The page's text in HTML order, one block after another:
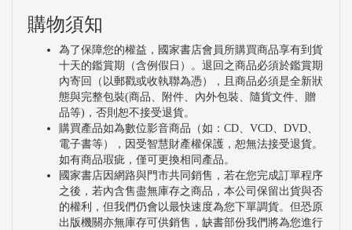
購物須知
為了保障您的權益，國家書店會員所購買商品享有到貨
十天的鑑賞期（含例假日）。退回之商品必須於鑑賞期
內寄回（以郵戳或收執聯為憑），且商品必須是全新狀
態與完整包裝(商品、附件、內外包裝、隨貨文件、贈
品等)，否則恕不接受退貨。
購買產品如為數位影音商品（如：CD、VCD、DVD、
電子書等），因受智慧財產權保護，恕無法接受退貨。
如有商品瑕疵，僅可更換相同產品。
國家書店因網路與門市共同銷售，若在您完成訂單程序
之後，若內含售盡無庫存之商品，本公司保留出貨與否
的權利，但我們仍會以最快速度為您下單調貨。但恐原
出版機關亦無庫存可供銷售，缺書部份我們將為您進行